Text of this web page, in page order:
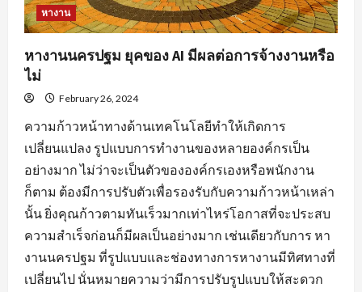
หางาน
หางานนครปฐม ยุคของ AI มีผลต่อการจ้างงานหรือ
ไม่
February 26, 2024
ความก้าวหน้าทางด้านเทคโนโลยีทำให้เกิดการ
เปลี่ยนแปลง รูปแบบการทำงานของหลายองค์กรเป็น
อย่างมาก ไม่ว่าจะเป็นตัวขององค์กรเองหรือพนักงาน
ก็ตาม ต้องมีการปรับตัวเพื่อรองรับกับความก้าวหน้าเหล่า
นั้น ยิ่งคุณก้าวตามทันเร็วมากเท่าไหร่โอกาสที่จะประสบ
ความสำเร็จก่อนก็มีผลเป็นอย่างมาก เช่นเดียวกับการ หา
งานนครปฐม ที่รูปแบบและช่องทางการหางานมีทิศทางที่
เปลี่ยนไป นั่นหมายความว่ามีการปรับรูปแบบให้สะดวก